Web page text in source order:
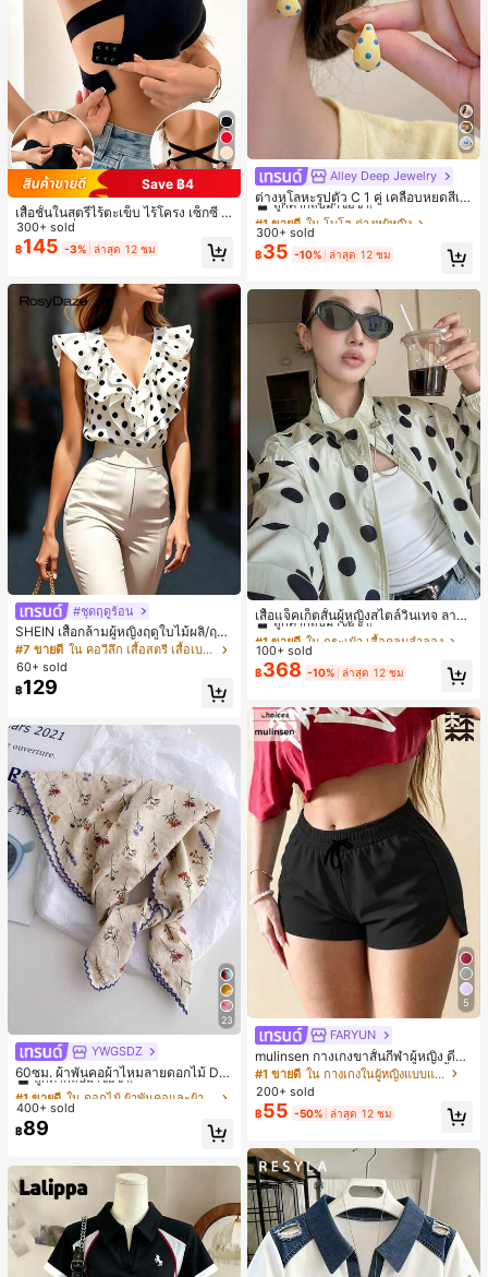
Save ฿4
เสื้อชั้นในสตรีไร้ตะเข็บ ไร้โครง เซ็กซี่ ด้
านข้างไม่ลื่น แผ่นรองถอดได้ ลายไขว้ห
ลัง ไร้สาย สบายตลอดวัน
300+ sold
฿145 -3% ล่าสุด 12 ชม
#ชุดฤดูร้อน
SHEIN เสื้อกล้ามผู้หญิงฤดูใบไม้ผลิ/ฤดูร้
อน ใหม่ สไตล์มินิมอลลำลองหรูหรา สีบ
ล็อก ลายจุด คอวี แพตช์เวิร์ก ชายระบา
ย แขนกุด ทรงเข้ารูป อเนกประสงค์, เสื้อ
ผู้หญิงฤดูใบไม้ผลิ/ฤดูร้อน, เสื้อหรูหราผู้
#7 ขายดี
ใน คอวีลึก เสื้อสตรี เสื้อเบลาส์ & Tee
60+ sold
฿129
23
YWGSDZ
60ซม. ผ้าพันคอผ้าไหมลายดอกไม้ Dit
sy สีเบจ, เครื่องประดับใหม่สำหรับผู้หญิ
งฤดูใบไม้ผลิ/ฤดูใบไม้ร่วง, ผ้าพันคอผืน
บางอเนกประสงค์หรูหรา
#1 ขายดี
ลูกค้ากลับมาซื้อซ้ำ!
#1 ขายดี
ลูกค้ากลับมาซื้อซ้ำ!
#1 ขายดี
ลูกค้ากลับมาซื้อซ้ำ!
#1 ขายดี
ใน ดอกไม้ ผ้าพันคอและผ้าพันคอผู้หญิง
400+ sold
฿89
Alley Deep Jewelry
ต่างหูโลหะรูปตัว C 1 คู่ เคลือบหยดสีเห
ลือง ลายจุดสีน้ำเงิน สไตล์ยุโรปและอเม
ริกัน แฟชั่นส่วนตัว หวานและสง่างาม
สำหรับผู้หญิงและเด็กหญิง สำหรับการเ
ดินทาง งานแต่งงาน ปาร์ตี้ วันเกิด ของ
#1 ขายดี ใน โบโฮ ต่างหูผู้หญิง
ลูกค้ากลับมาซื้อซ้ำ!
เกือบหมดแล้ว!
#1 ขายดี ใน โบโฮ ต่างหูผู้หญิง
ลูกค้ากลับมาซื้อซ้ำ!
เกือบหมดแล้ว!
#1 ขายดี ใน โบโฮ ต่างหูผู้หญิง
ลูกค้ากลับมาซื้อซ้ำ!
เกือบหมดแล้ว!
#1 ขายดี ใน โบโฮ ต่างหูผู้หญิง
เกือบหมดแล้ว!
300+ sold
฿35 -10% ล่าสุด 12 ชม
เสื้อแจ็คเก็ตสั้นผู้หญิงสไตล์วินเทจ ลายจุ
ดขนาดใหญ่ คอตั้ง เอวเข้ารูป แขนพอง
ทรงหลวม แฟชั่นอเนกประสงค์ สำหรับใ
ส่ประจำวันและไปเที่ยวพักผ่อน
#1 ขายดี
ใน กระเป๋า เสื้อคลุมลำลอง
ลูกค้ากลับมาซื้อซ้ำ!
#1 ขายดี ใน กระเป๋า เสื้อคลุมลำลอง
ลูกค้ากลับมาซื้อซ้ำ!
#1 ขายดี ใน กระเป๋า เสื้อคลุมลำลอง
ลูกค้ากลับมาซื้อซ้ำ!
#1 ขายดี ใน กระเป๋า เสื้อคลุมลำลอง
100+ sold
฿368 -10% ล่าสุด 12 ชม
5
FARYUN
mulinsen กางเกงขาสั้นกีฬาผู้หญิง ดีไซ
น์ปลายเปิด เอวยืดหยุ่น กางเกงขาสั้น
ลำลองกีฬาฤดูร้อน ความยาว 3/4
#1 ขายดี
ใน กางเกงในผู้หญิงแบบแอคทีฟ
200+ sold
฿55 -50% ล่าสุด 12 ชม